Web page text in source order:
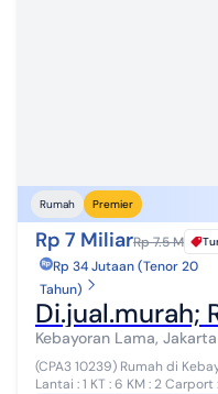
Rumah Premier
Rp 7 MiliarRp 7.5 M
Rp 34 Jutaan (Tenor 20
Tahun)
Kebayoran Lama,
(CPA3 10239) Rumah di
Lantai : 1 KT : 6 KM : 2 Carport